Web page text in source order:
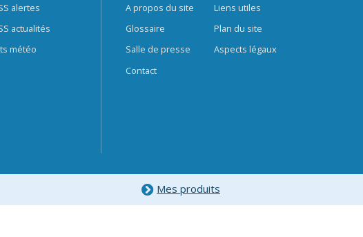
alertes
actualités
météo
A propos du site
Glossaire
Salle de presse
Contact
Liens utiles
Plan du site
Aspects légaux
Mes produits